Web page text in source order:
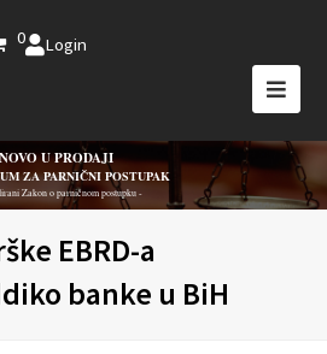
0 Login
U PRODAJI
ZA PARNIČNI POSTUPAK
Zakon o parničnom postupku -
EBRD-a
banke u BiH